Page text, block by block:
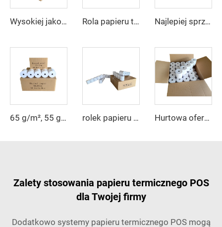
Wysokiej jakości i przystępny cenowo papier termiczny 57x30 do Twoich potrzeb drukowania Rola papieru termicznego bezpośrednio z fabryki, paragon dla kasjera 80 mm, 57 mm * 50 mm do kas typu POS, bankomatów Najlepiej sprzedawane taśmy etykiet termicznych na zamówienie, producenci, niestandardowe rozmiary, wodoodporna etykieta wysyłkowa
65 g/m², 55 g/m², wysokiej jakości paragon do drukarki termicznej 80x80, papier termiczny POS w rolce, 100% czysta masa drzewna, rolka rolek papieru paragonowego 58 mm 80 x 80, 58x40, cena rolek papieru do drukarki, bezpośredni papier termiczny do drukowania, papier w rolce Hurtowa oferta fabryczna taniego wysokiej jakości papieru termicznego 80*70 mm do kas fiskalnych, wyraźne drukowanie i łatwe w użyciu
Zalety stosowania papieru termicznego POS
dla Twojej firmy
Dodatkowo systemy papieru termicznego POS mogą